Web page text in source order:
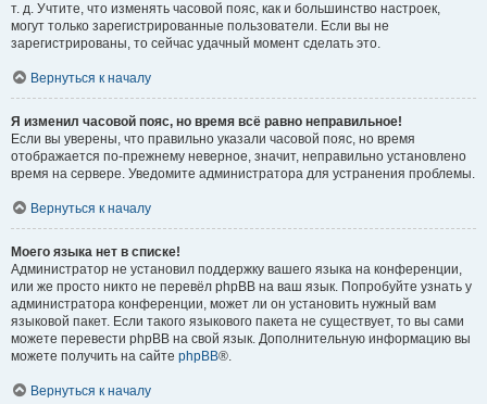
т. д. Учтите, что изменять часовой пояс, как и большинство настроек,
могут только зарегистрированные пользователи. Если вы не
зарегистрированы, то сейчас удачный момент сделать это.
Вернуться к началу
Я изменил часовой пояс, но время всё равно неправильное!
Если вы уверены, что правильно указали часовой пояс, но время
отображается по-прежнему неверное, значит, неправильно установлено
время на сервере. Уведомите администратора для устранения проблемы.
Вернуться к началу
Моего языка нет в списке!
Администратор не установил поддержку вашего языка на конференции,
или же просто никто не перевёл phpBB на ваш язык. Попробуйте узнать у
администратора конференции, может ли он установить нужный вам
языковой пакет. Если такого языкового пакета не существует, то вы сами
можете перевести phpBB на свой язык. Дополнительную информацию вы
можете получить на сайте phpBB®.
Вернуться к началу